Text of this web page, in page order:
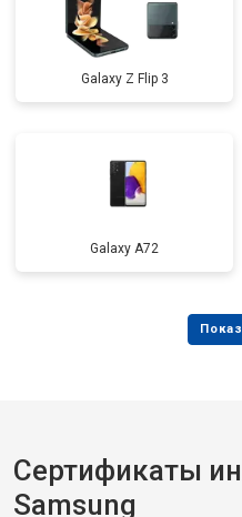
Galaxy Z Flip 3
Galaxy A72
Сертификаты
Samsung